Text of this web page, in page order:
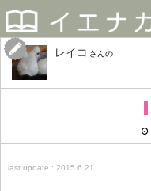
レイコ さん
last update : 2015.6.21